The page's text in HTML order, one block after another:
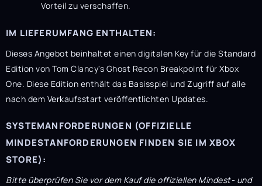
Vorteil zu verschaffen.
IM LIEFERUMFANG ENTHALTEN:
Dieses Angebot beinhaltet einen digitalen Key für die Standard
Edition von Tom Clancy's Ghost Recon Breakpoint für Xbox
One. Diese Edition enthält das Basisspiel und Zugriff auf alle
nach dem Verkaufsstart veröffentlichten Updates.
SYSTEMANFORDERUNGEN (OFFIZIELLE
MINDESTANFORDERUNGEN FINDEN SIE IM XBOX
STORE):
Bitte überprüfen Sie vor dem Kauf die offiziellen Mindest- und